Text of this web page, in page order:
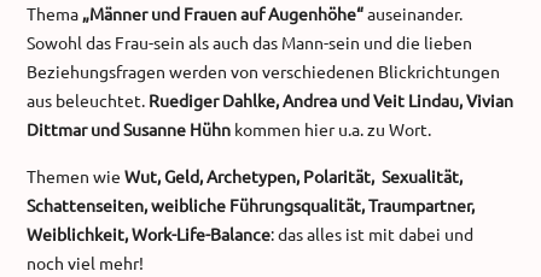
Thema „Männer und Frauen auf Augenhöhe“auseinander.
Sowohl das Frau-sein als auch das Mann-sein und die lieben
Beziehungsfragen werden von verschiedenen Blickrichtungen
aus beleuchtet. Ruediger Dahlke, Andrea und Veit Lindau, Vivian
Dittmar und Susanne Hühn kommen hier u.a. zu Wort.
Themen wieWut, Geld, Archetypen, Polarität, Sexualität,
Schattenseiten, weibliche Führungsqualität, Traumpartner,
Weiblichkeit, Work-Life-Balance: das alles ist mit dabei und
noch viel mehr!